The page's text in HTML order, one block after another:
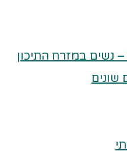
נשים במזרח התיכון
שונים